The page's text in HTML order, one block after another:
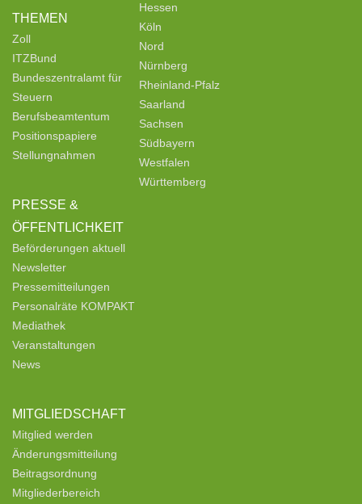
THEMEN
Zoll
ITZBund
Bundeszentralamt für
Steuern
Berufsbeamtentum
Positionspapiere
Stellungnahmen
PRESSE &
ÖFFENTLICHKEIT
Beförderungen aktuell
Newsletter
Pressemitteilungen
Personalräte KOMPAKT
Mediathek
Veranstaltungen
News
MITGLIEDSCHAFT
Mitglied werden
Änderungsmitteilung
Beitragsordnung
Mitgliederbereich
Hessen
Köln
Nord
Nürnberg
Rheinland-Pfalz
Saarland
Sachsen
Südbayern
Westfalen
Württemberg